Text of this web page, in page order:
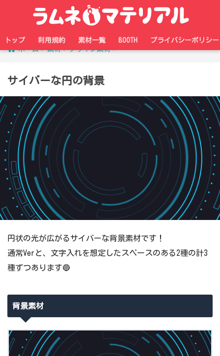
トップ 利用規約 素材一覧 BOOTH
プライバシーポリシー
ホーム
素材 デザイン素材
サイバーな円の背景
円状の光が広がるサイバーな背景素材です！
通常Verと、文字入れを想定したスペースのある2種の計3
種ずつあります🔵
背景素材